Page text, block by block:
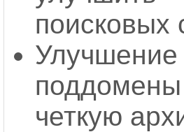
поисковых
Улучшение
четкую